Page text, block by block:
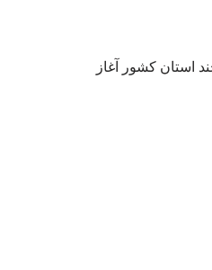
استان کشور آغاز